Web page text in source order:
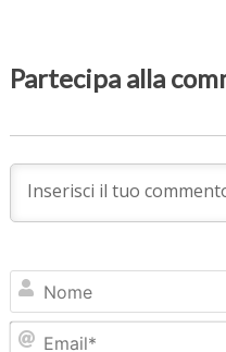
Partecipa alla